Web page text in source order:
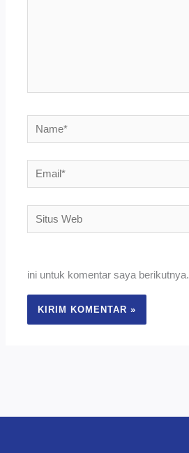
Name*
Email*
Situs
Web
ini untuk komentar saya berikutnya.